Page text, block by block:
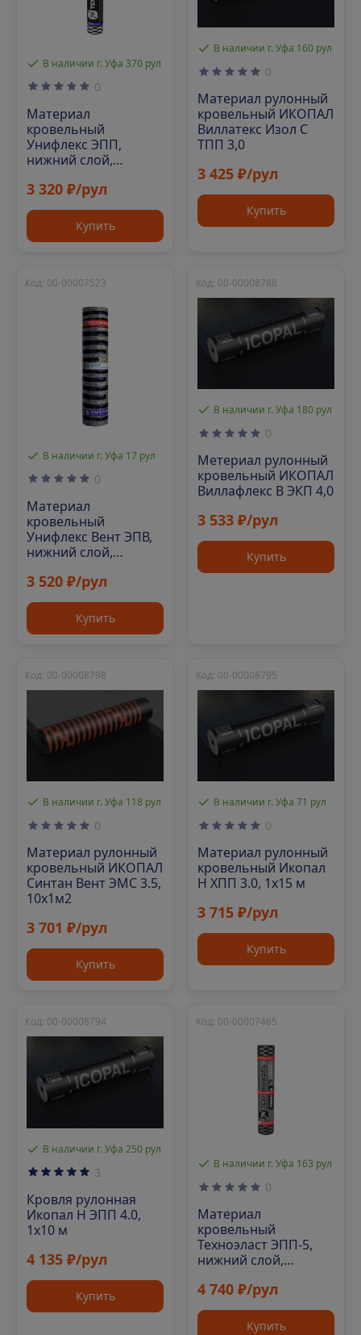
В наличии г. Уфа 370 рул
0
Материал
кровельный
Унифлекс ЭПП,
нижний слой,
3 320 ₽/рул
Купить
В наличии г. Уфа 160 рул
0
Материал рулонный
кровельный ИКОПАЛ
Виллатекс Изол С
ТПП 3,0
3 425 ₽/рул
Купить
В наличии г. Уфа 17 рул
Код: 00-00007523
0
Материал
кровельный
Унифлекс Вент ЭПВ,
нижний слой,
3 520 ₽/рул
Купить
В наличии г. Уфа 180 рул
Код: 00-00008788
0
Метериал рулонный
кровельный ИКОПАЛ
Виллафлекс В ЭКП 4,0
3 533 ₽/рул
Купить
В наличии г. Уфа 118 рул
Код: 00-00008798
0
Материал рулонный
кровельный ИКОПАЛ
Синтан Вент ЭМС 3.5,
10х1м2
3 701 ₽/рул
Купить
В наличии г. Уфа 71 рул
Код: 00-00008795
0
Материал рулонный
кровельный Икопал
Н ХПП 3.0, 1х15 м
3 715 ₽/рул
Купить
В наличии г. Уфа 250 рул
Код: 00-00008794
3
Кровля рулонная
Икопал Н ЭПП 4.0,
1х10 м
4 135 ₽/рул
Купить
В наличии г. Уфа 163 рул
Код: 00-00007465
0
Материал
кровельный
Техноэласт ЭПП-5,
нижний слой,
4 740 ₽/рул
Купить